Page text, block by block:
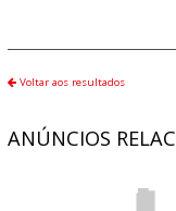
Voltar aos resultados
ANÚNCIOS